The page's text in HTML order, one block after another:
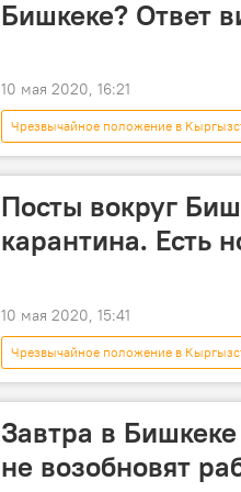
Бишкеке? Ответ
10 мая 2020, 16:21
Чрезвычайное положение в
Коронавирус - 2020
Бишкек
Посты вокруг
карантина. Есть
10 мая 2020, 15:41
Чрезвычайное положение в
Коронавирус - 2020
Завтра в
не возобновят